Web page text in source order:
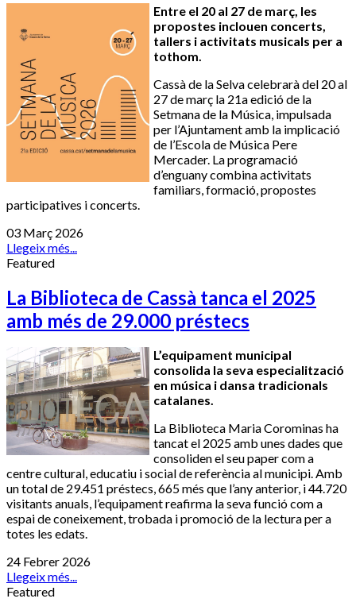
Entre el 20 al 27 de març, les
propostes inclouen concerts,
tallers i activitats musicals per a
tothom.
Cassà de la Selva celebrarà del 20 al
27 de març la 21a edició de la
Setmana de la Música, impulsada
per l’Ajuntament amb la implicació
de l’Escola de Música Pere
Mercader. La programació
d’enguany combina activitats
familiars, formació, propostes
participatives i concerts.
03 Març 2026
Llegeix més...
Featured
La Biblioteca de Cassà tanca el 2025
amb més de 29.000 préstecs
L’equipament municipal
consolida la seva especialització
en música i dansa tradicionals
catalanes.
La Biblioteca Maria Corominas ha
tancat el 2025 amb unes dades que
consoliden el seu paper com a
centre cultural, educatiu i social de referència al municipi. Amb
un total de 29.451 préstecs, 665 més que l’any anterior, i 44.720
visitants anuals, l’equipament reafirma la seva funció com a
espai de coneixement, trobada i promoció de la lectura per a
totes les edats.
24 Febrer 2026
Llegeix més...
Featured